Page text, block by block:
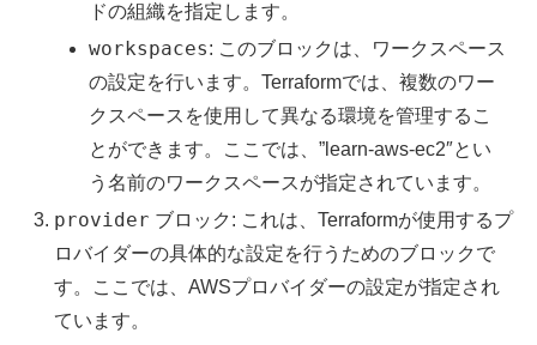
ドの組織を指定します。
workspaces: このブロックは、ワークスペース
の設定を行います。Terraformでは、複数のワー
クスペースを使用して異なる環境を管理するこ
とができます。ここでは、”learn-aws-ec2″とい
う名前のワークスペースが指定されています。
provider ブロック: これは、Terraformが使用するプ
ロバイダーの具体的な設定を行うためのブロックで
す。ここでは、AWSプロバイダーの設定が指定され
ています。